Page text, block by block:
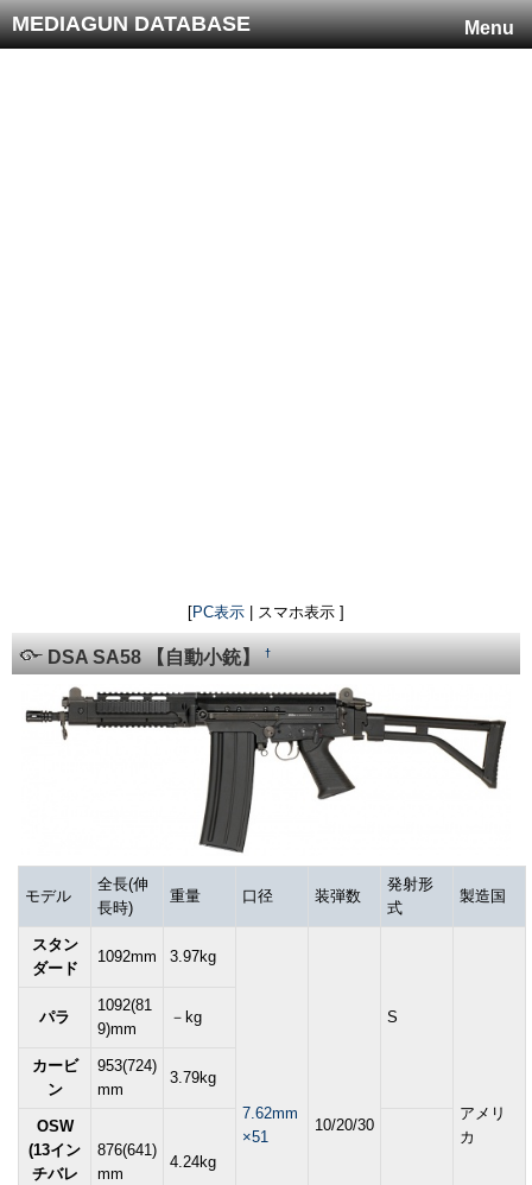
Menu
MEDIAGUN DATABASE
[PC表示 | スマホ表示 ]
DSA SA58 【自動小銃】†
モデル
全長(伸
長時)
重量 口径 装弾数
発射形
式
製造国
スタン
ダード
1092mm 3.97kg
7.62mm
×51
10/20/30
S
アメリ
カ
パラ
1092(81
9)mm
－kg
カービ
ン
953(724)
mm
3.79kg
OSW
(13イン
チバレ
876(641)
mm
4.24kg